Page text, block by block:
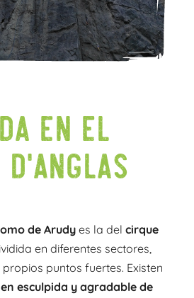
EN EL
D'ANGLAS
de Arudy es la del cirque
en diferentes sectores,
puntos fuertes. Existen
esculpida y agradable de